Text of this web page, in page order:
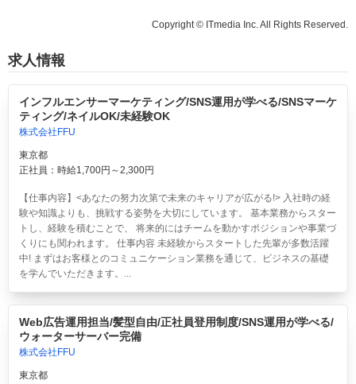
Copyright © ITmedia Inc. All Rights Reserved.
求人情報
インフルエンサーマーケティング/SNS運用が学べる/SNSマーケ
ティング/ネイルOK/未経験OK
株式会社FFU
東京都
正社員：時給1,700円～2,300円
【仕事内容】<あなたの努力次第で未来のキャリアが広がる!> 入社時の経
験や知識よりも、挑戦する姿勢を大切にしています。 基本業務からスター
トし、経験を積むことで、 将来的にはチームを動かすポジションや事業づ
くりにも関われます。 仕事内容 未経験からスタートした先輩が多数活躍
中! まずはお客様とのコミュニケーション業務を通じて、ビジネスの基礎
を学んでいただきます。...
Web広告運用担当/髪型自由/正社員登用制度/SNS運用が学べる/
ウォーターサーバー完備
株式会社FFU
東京都